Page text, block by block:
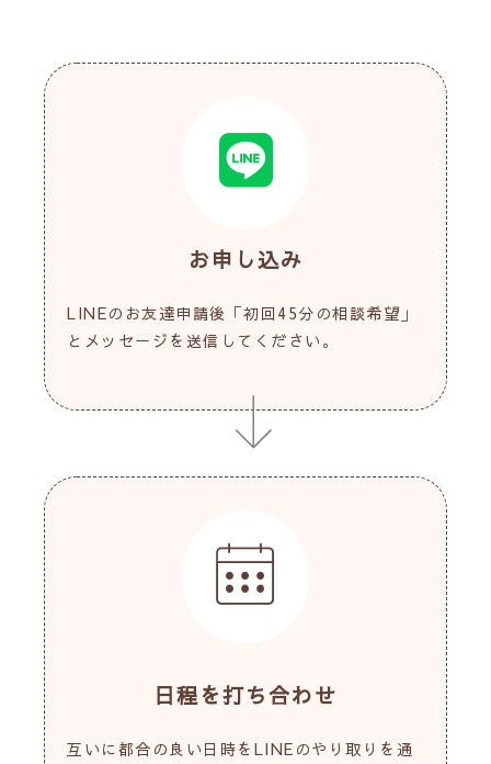
お申し込み
LINEのお友達申請後「初回45分の相談希望」
とメッセージを送信してください。
日程を打ち合わせ
互いに都合の良い日時をLINEのやり取りを通